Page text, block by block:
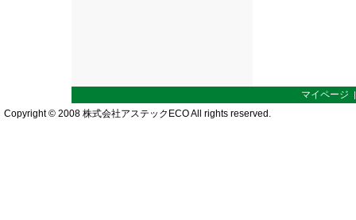
マイページ
Copyright © 2008 株式会社アステックECO All rights reserved.